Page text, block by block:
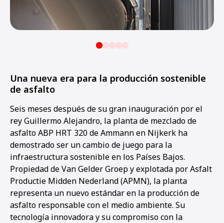
Una nueva era para la producción sostenible
de asfalto
Seis meses después de su gran inauguración por el
rey Guillermo Alejandro, la planta de mezclado de
asfalto ABP HRT 320 de Ammann en Nijkerk ha
demostrado ser un cambio de juego para la
infraestructura sostenible en los Países Bajos.
Propiedad de Van Gelder Groep y explotada por Asfalt
Productie Midden Nederland (APMN), la planta
representa un nuevo estándar en la producción de
asfalto responsable con el medio ambiente. Su
tecnología innovadora y su compromiso con la